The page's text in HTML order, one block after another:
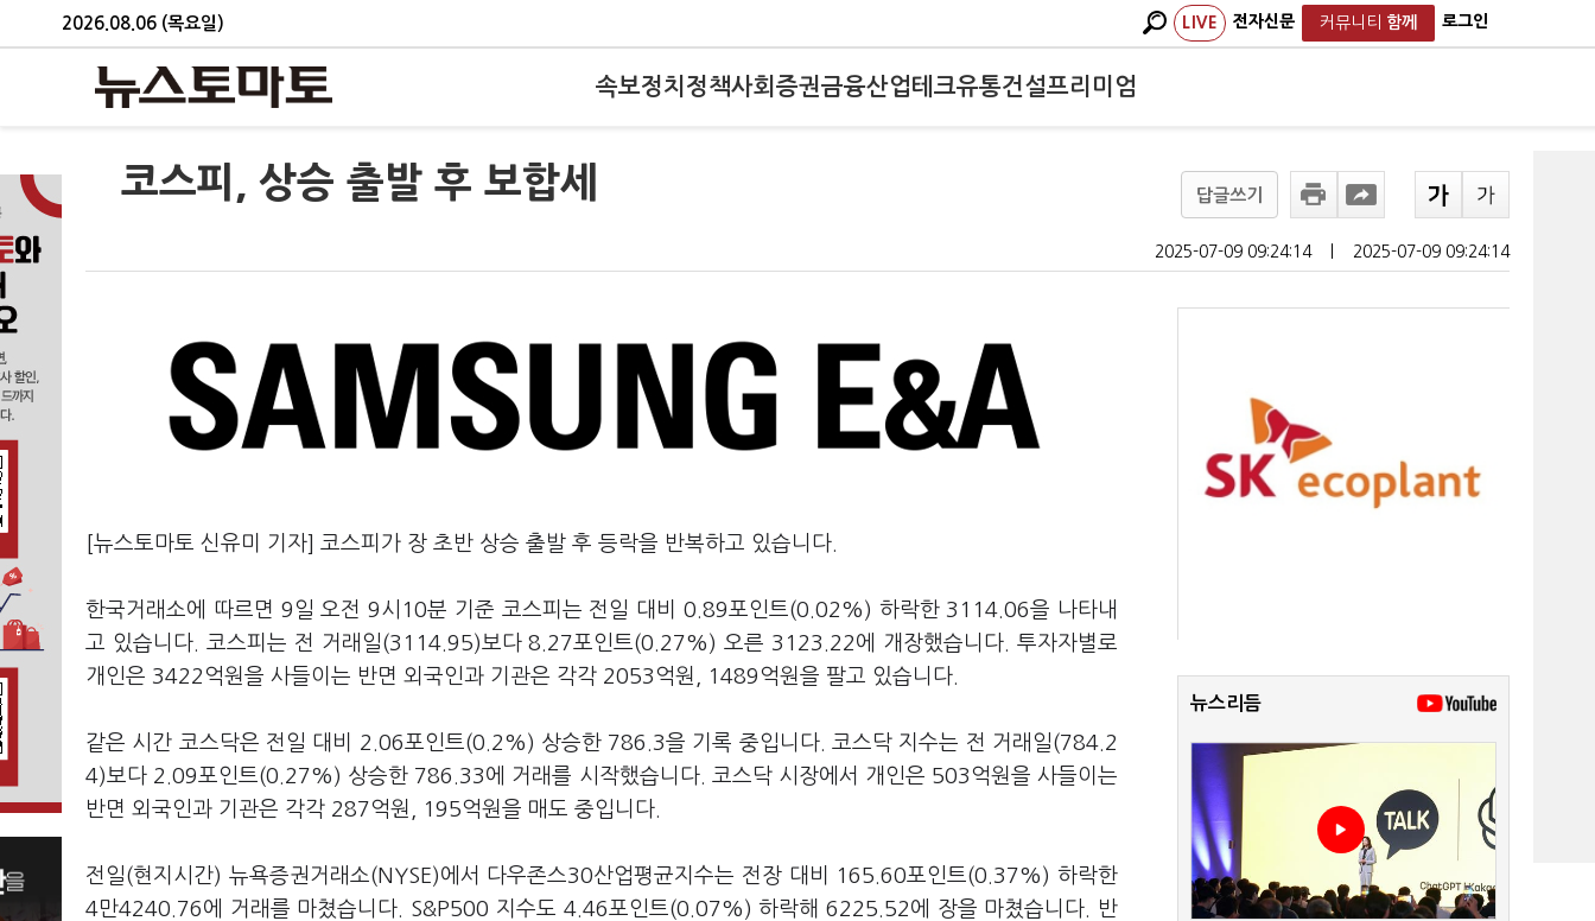
2026.08.06 (목요일) LIVE 전자신문 커뮤니티 함께 로그인
속보정치 정책사회 증권금융산업테크유통건설프리미엄
코스피, 상승 출발 후 보합세 답글쓰기
2025-07-09 09:24:14 2025-07-09 09:24:14
[뉴스토마토 신유미 기자] 코스피가 장 초반 상승 출발 후 등락을 반복하고 있습니다.
한국거래소에 따르면 9일 오전 9시10분 기준 코스피는 전일 대비 0.89포인트(0.02%) 하락한 3114.06을 나타내
고 있습니다. 코스피는 전 거래일(3114.95)보다 8.27포인트(0.27%) 오른 3123.22에 개장했습니다. 투자자별로
개인은 3422억원을 사들이는 반면 외국인과 기관은 각각 2053억원, 1489억원을 팔고 있습니다.
같은 시간 코스닥은 전일 대비 2.06포인트(0.2%) 상승한 786.3을 기록 중입니다. 코스닥 지수는 전 거래일(784.2
4)보다 2.09포인트(0.27%) 상승한 786.33에 거래를 시작했습니다. 코스닥 시장에서 개인은 503억원을 사들이는
반면 외국인과 기관은 각각 287억원, 195억원을 매도 중입니다.
전일(현지시간) 뉴욕증권거래소(NYSE)에서 다우존스30산업평균지수는 전장 대비 165.60포인트(0.37%) 하락한
4만4240.76에 거래를 마쳤습니다. S&P500 지수도 4.46포인트(0.07%) 하락해 6225.52에 장을 마쳤습니다. 반
뉴스리듬